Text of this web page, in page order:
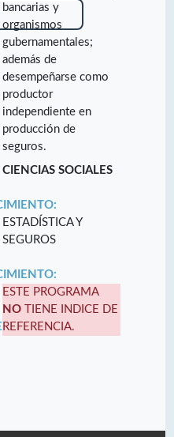
bancarias y
organismos
gubernamentales;
además de
desempeñarse como
productor
independiente en
producción de
seguros.
CIENCIAS SOCIALES
ESTADÍSTICA Y
SEGUROS
ESTE PROGRAMA
NO TIENE INDICE DE
REFERENCIA.